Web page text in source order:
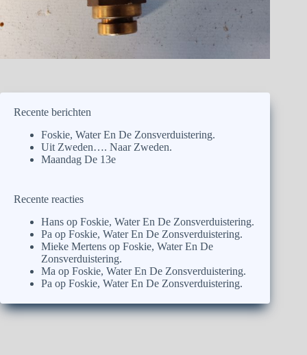
Recente berichten
Foskie, Water En De Zonsverduistering.
Uit Zweden…. Naar Zweden.
Maandag De 13e
Recente reacties
Hans op Foskie, Water En De Zonsverduistering.
Pa op Foskie, Water En De Zonsverduistering.
Mieke Mertens op Foskie, Water En De
Zonsverduistering.
Ma op Foskie, Water En De Zonsverduistering.
Pa op Foskie, Water En De Zonsverduistering.